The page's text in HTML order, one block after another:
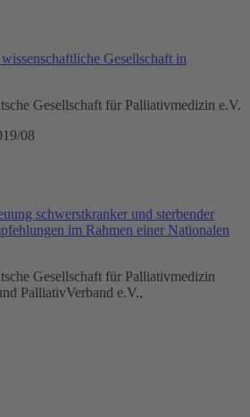
Gesellschaft in
Gesellschaft für Palliativmedizin e.V.
08
schwerstkranker und sterbender
im Rahmen einer Nationalen
Gesellschaft für Palliativmedizin
PalliativVerband e.V.,